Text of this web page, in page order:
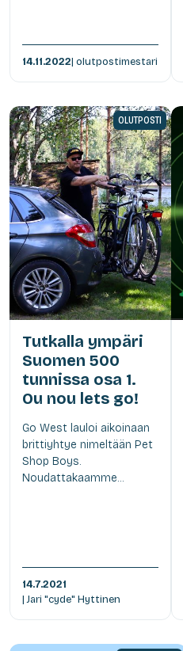
14.11.2022| olutpostimestari
OLUTPOSTI
Tutkalla ympäri
Suomen 500
tunnissa osa 1.
Ou nou lets go!
Go West lauloi aikoinaan
brittiyhtye nimeltään Pet
Shop Boys.
Noudattakaamme...
14.7.2021
| Jari "cyde" Hyttinen